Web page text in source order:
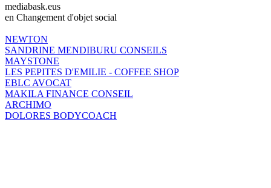
mediabask.eus
en Changement d'objet social
NEWTON
SANDRINE MENDIBURU CONSEILS
MAYSTONE
LES PEPITES D'EMILIE - COFFEE SHOP
EBLC AVOCAT
MAKILA FINANCE CONSEIL
ARCHIMO
DOLORES BODYCOACH